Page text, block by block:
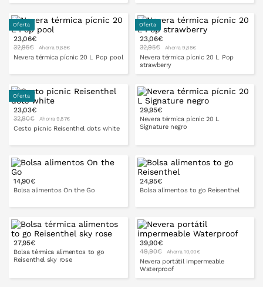
PONLO EN LA CESTA PONLO EN LA CESTA
Oferta
23,06€
32,95€ Ahorra 9,88€
Nevera térmica pícnic 20 L Pop pool
PONLO EN LA CESTA
Oferta
23,06€
32,95€ Ahorra 9,88€
Nevera térmica pícnic 20 L Pop
strawberry
PONLO EN LA CESTA
Oferta
23,03€
32,90€ Ahorra 9,87€
Cesto picnic Reisenthel dots white
PONLO EN LA CESTA
29,95€
Nevera térmica pícnic 20 L
Signature negro
PONLO EN LA CESTA
14,90€
Bolsa alimentos On the Go
24,95€
Bolsa alimentos to go Reisenthel
27,95€
Bolsa térmica alimentos to go
Reisenthel sky rose
39,90€
49,90€ Ahorra 10,00€
Nevera portátil impermeable
Waterproof